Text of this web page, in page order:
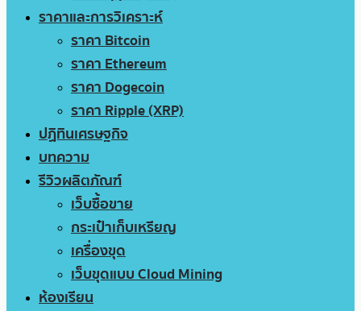
ราคาและการวิเคราะห์
ราคา Bitcoin
ราคา Ethereum
ราคา Dogecoin
ราคา Ripple (XRP)
ปฏิทินเศรษฐกิจ
บทความ
รีวิวผลิตภัณฑ์
เว็บซื้อขาย
กระเป๋าเก็บเหรียญ
เครื่องขุด
เว็บขุดแบบ Cloud Mining
ห้องเรียน